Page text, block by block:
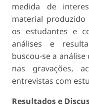
medida de
material produzido
os estudantes e
análises e
buscou-se a
nas gravações,
entrevistas com
Resultados e